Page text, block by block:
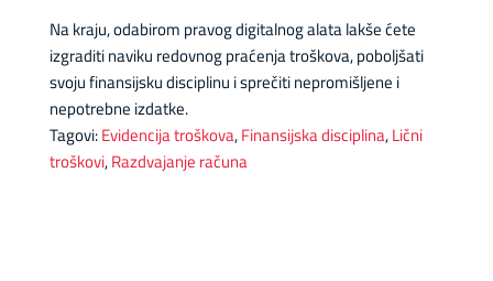
Na kraju, odabirom pravog digitalnog alata lakše ćete
izgraditi naviku redovnog praćenja troškova, poboljšati
svoju finansijsku disciplinu i sprečiti nepromišljene i
nepotrebne izdatke.
Tagovi:Evidencija troškova,Finansijska disciplina,Lični
troškovi,Razdvajanje računa